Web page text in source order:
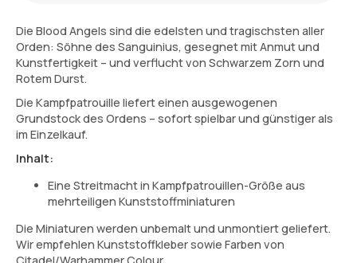
Die Blood Angels sind die edelsten und tragischsten aller
Orden: Söhne des Sanguinius, gesegnet mit Anmut und
Kunstfertigkeit – und verflucht von Schwarzem Zorn und
Rotem Durst.
Die Kampfpatrouille liefert einen ausgewogenen
Grundstock des Ordens – sofort spielbar und günstiger als
im Einzelkauf.
Inhalt:
Eine Streitmacht in Kampfpatrouillen-Größe aus
mehrteiligen Kunststoffminiaturen
Die Miniaturen werden unbemalt und unmontiert geliefert.
Wir empfehlen Kunststoffkleber sowie Farben von